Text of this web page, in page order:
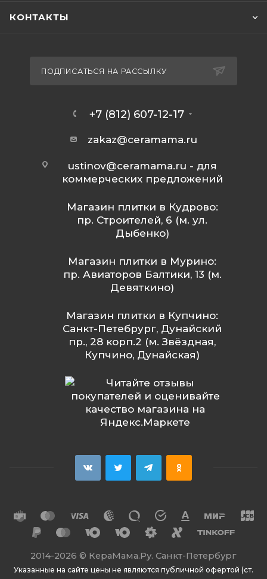
КОНТАКТЫ
ПОДПИСАТЬСЯ НА РАССЫЛКУ
+7 (812) 607-12-17
zakaz@ceramama.ru
ustinov@ceramama.ru - для
коммерческих предложений
Магазин плитки в Кудрово:
пр. Строителей, 6 (м. ул.
Дыбенко)
Магазин плитки в Мурино:
пр. Авиаторов Балтики, 13 (м.
Девяткино)
Магазин плитки в Купчино:
Санкт-Петебрург, Дунайский
пр., 28 корп.2 (м. Звёздная,
Купчино, Дунайская)
2014-2026 © КераМама.Ру. Санкт-Петербург
Указанные на сайте цены не являются публичной офертой (ст.